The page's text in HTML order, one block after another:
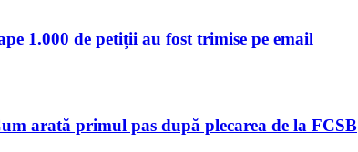
1.000 de petiții au fost trimise pe email
arată primul pas după plecarea de la FCSB